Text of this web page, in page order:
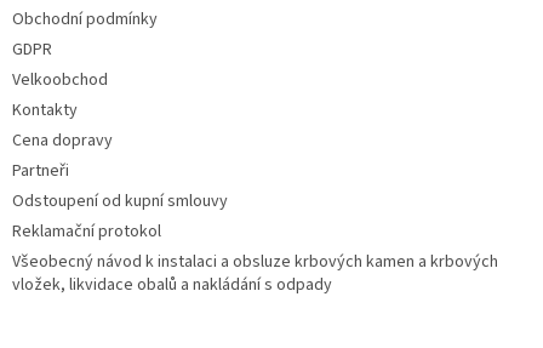
Obchodní podmínky
GDPR
Velkoobchod
Kontakty
Cena dopravy
Partneři
Odstoupení od kupní smlouvy
Reklamační protokol
Všeobecný návod k instalaci a obsluze krbových kamen a krbových
vložek, likvidace obalů a nakládání s odpady